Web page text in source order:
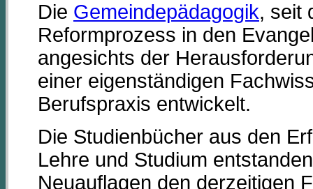
Die Gemeindepädagogik, seit
Reformprozess in den
angesichts der
einer eigenständigen
Berufspraxis entwickelt.
Die Studienbücher aus den
Lehre und Studium
Neuauflagen den derzeitigen